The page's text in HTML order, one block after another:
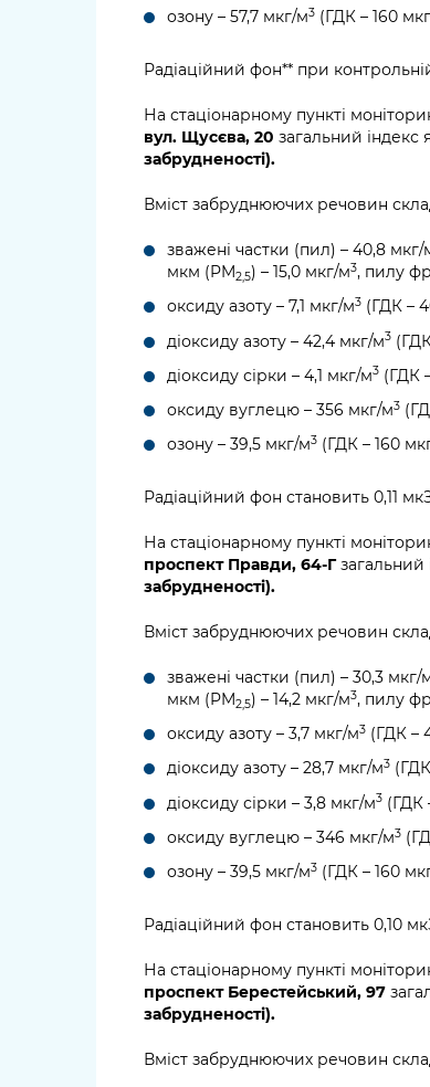
озону – 57,7 мкг/м3 (ГДК – 160
Радіаційний фон** при
На стаціонарному пункті
вул. Щусєва, 20 загальний індекс
забрудненості).
Вміст забруднюючих речовин
зважені частки (пил) – 40,8 мкг/
мкм (PM2,5) – 15,0 мкг/м3, пилу
оксиду азоту – 7,1 мкг/м3 (ГДК –
діоксиду азоту – 42,4 мкг/м3
діоксиду сірки – 4,1 мкг/м3 (ГДК
оксиду вуглецю – 356 мкг/м3
озону – 39,5 мкг/м3 (ГДК – 160
Радіаційний фон становить 0,11
На стаціонарному пункті
проспект Правди, 64-Гзагальний
забрудненості).
Вміст забруднюючих речовин
зважені частки (пил) – 30,3 мкг/
мкм (PM2,5) – 14,2 мкг/м3, пилу
оксиду азоту – 3,7 мкг/м3 (ГДК –
діоксиду азоту – 28,7 мкг/м3
діоксиду сірки – 3,8 мкг/м3 (ГДК
оксиду вуглецю – 346 мкг/м3
озону – 39,5 мкг/м3 (ГДК – 160
Радіаційний фон становить 0,10
На стаціонарному пункті
проспект Берестейський, 97
забрудненості).
Вміст забруднюючих речовин